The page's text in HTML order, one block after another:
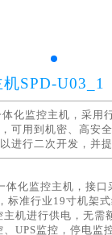
SPD-U03_1
化监控主机，采用
可用到机密、高安
进行二次开发，并
体化监控主机，接口
标准行业19寸机架
机进行供电，无需
UPS监控，停电监